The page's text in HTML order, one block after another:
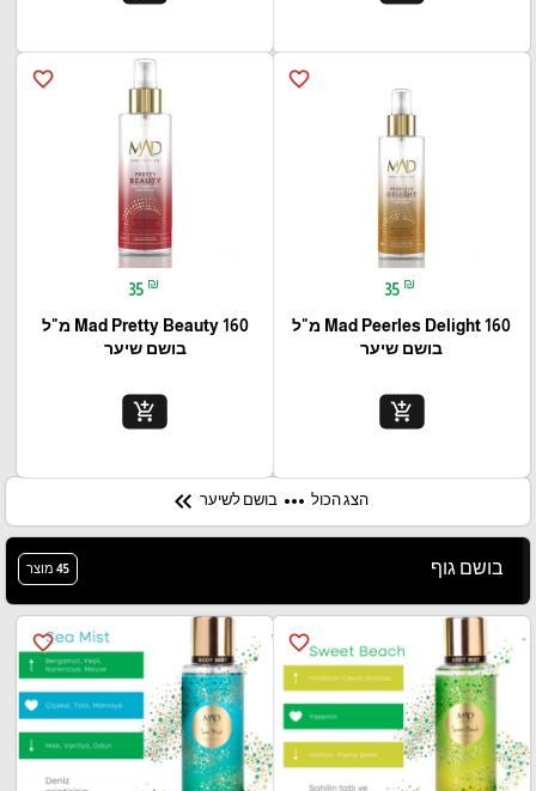
favorite_border
35 ₪
Mad Peerles Delight 160 מ"ל
בושם שיער
add_shopping_cart
favorite_border
35 ₪
Mad Pretty Beauty 160 מ"ל
בושם שיער
add_shopping_cart
הצג הכול more_horiz בושם לשיער keyboard_double_arrow_left
בושם גוף 45 מוצר
favorite_border
favorite_border